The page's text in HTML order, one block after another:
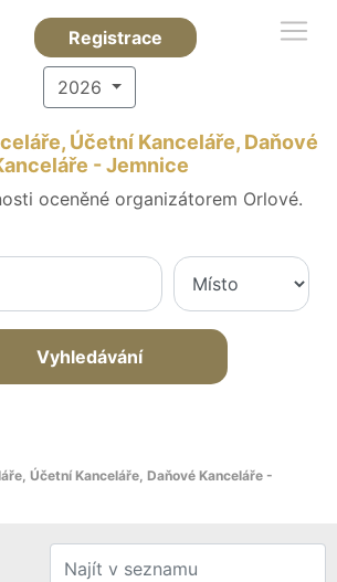
Registrace
2026
Účetní Kanceláře, Daňové
- Jemnice
oceněné organizátorem Orlové.
Vyhledávání
Účetní Kanceláře, Daňové Kanceláře -